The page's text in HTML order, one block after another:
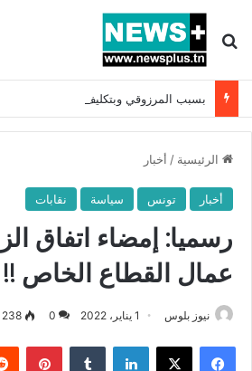
بحث عن
الرئيسية / أخبار
أخبار تونس سياسة نقابات
رسميا: إمضاء اتفاق
عمال القطاع الخاص !!
نيوز بلوس 1 يناير، 2022 0
238
فيسبوك X لينكدإن